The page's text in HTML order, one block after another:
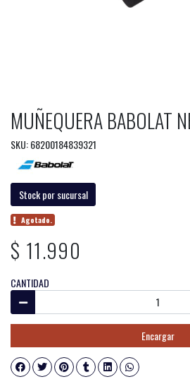
MUÑEQUERA BABOLAT
SKU: 68200184839321
Stock por sucursal
Agotado.
$ 11.990
CANTIDAD
Encargar